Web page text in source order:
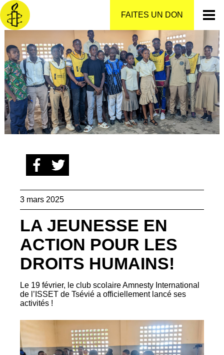
FAITES UN DON
Aller
au
contenu
3 mars 2025
LA JEUNESSE EN
ACTION POUR LES
DROITS HUMAINS!
Le 19 février, le club scolaire Amnesty International
de l’ISSET de Tsévié a officiellement lancé ses
activités !